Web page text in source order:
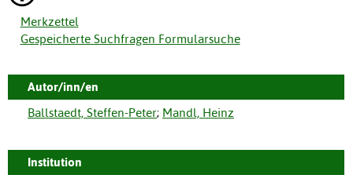
Merkzettel
Gespeicherte Suchfragen Formularsuche
Autor/inn/en
Ballstaedt, Steffen-Peter; Mandl, Heinz
Institution